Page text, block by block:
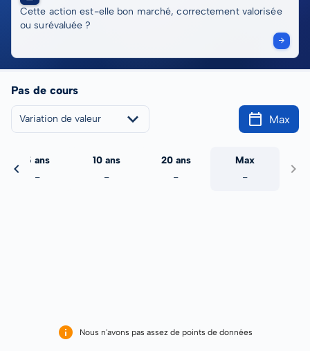
Cette action est-elle bon marché, correctement valorisée
ou surévaluée ?
Pas de cours
Variation de valeur Max
5 ans
-
10 ans
-
20 ans
-
Max
-
Nous n'avons pas assez de points de données